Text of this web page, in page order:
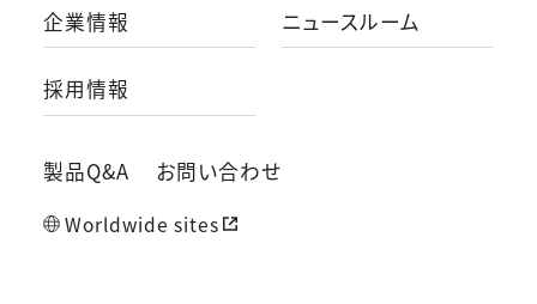
企業情報 ニュースルーム
採用情報
製品Q&A お問い合わせ
Worldwide sites